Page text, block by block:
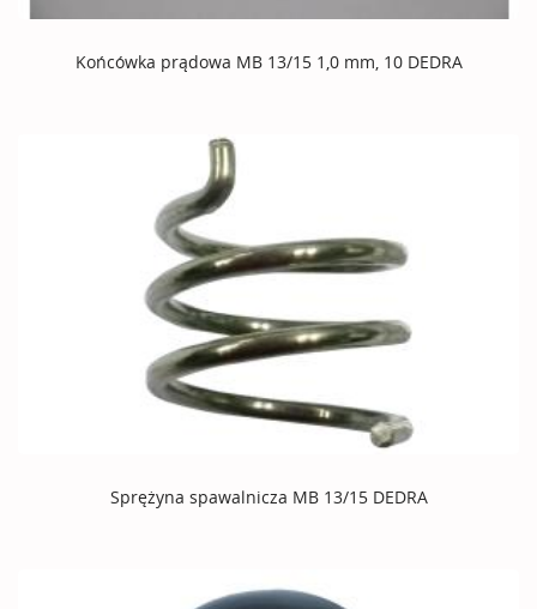
Końcówka prądowa MB 13/15 1,0 mm, 10 DEDRA
Sprężyna spawalnicza MB 13/15 DEDRA